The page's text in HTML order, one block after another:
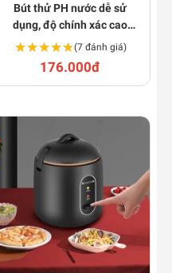
Bút thử PH nước dễ sử
dụng, độ chính xác cao
N124
★★★★★
★★★★★(7 đánh giá)
176.000đ